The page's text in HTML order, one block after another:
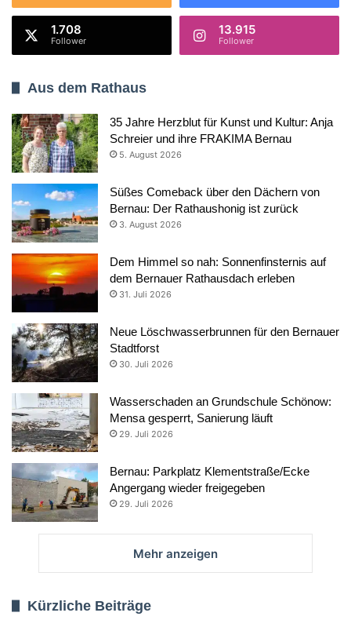
1.708
Follower
13.915
Follower
Aus dem Rathaus
35 Jahre Herzblut für Kunst und Kultur: Anja
Schreier und ihre FRAKIMA Bernau
5. August 2026
Süßes Comeback über den Dächern von
Bernau: Der Rathaushonig ist zurück
3. August 2026
Dem Himmel so nah: Sonnenfinsternis auf
dem Bernauer Rathausdach erleben
31. Juli 2026
Neue Löschwasserbrunnen für den Bernauer
Stadtforst
30. Juli 2026
Wasserschaden an Grundschule Schönow:
Mensa gesperrt, Sanierung läuft
29. Juli 2026
Bernau: Parkplatz Klementstraße/Ecke
Angergang wieder freigegeben
29. Juli 2026
Mehr anzeigen
Kürzliche Beiträge